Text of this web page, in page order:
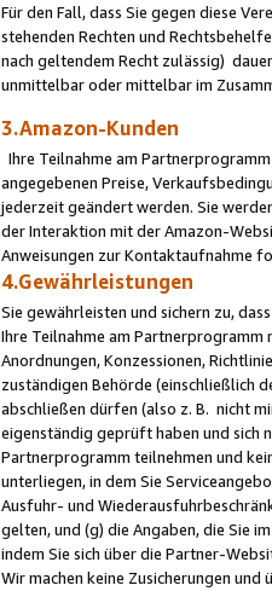
Für den Fall, dass Sie gegen diese
stehenden Rechten und
nach geltendem Recht zulässig)
unmittelbar oder mittelbar im
3.Amazon-Kunden
Ihre Teilnahme am
angegebenen Preise,
jederzeit geändert werden. Sie
der Interaktion mit der Amazon-
Anweisungen zur Kontaktaufnahme
4.Gewährleistungen
Sie gewährleisten und sichern zu,
Ihre Teilnahme am
Anordnungen, Konzessionen,
zuständigen Behörde (einschließlich
abschließen dürfen (also z. B. nicht
eigenständig geprüft haben und sich
Partnerprogramm teilnehmen und
unterliegen, in dem Sie
Ausfuhr- und
gelten, und (g) die Angaben, die Sie
indem Sie sich über die Partner-
Wir machen keine Zusicherungen